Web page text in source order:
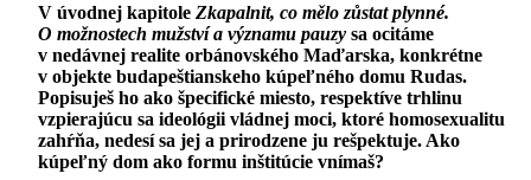
V úvodnej kapitole Zkapalnit, co mělo zůstat plynné.
O možnostech mužství a významu pauzy sa ocitáme
v nedávnej realite orbánovského Maďarska, konkrétne
v objekte budapeštianskeho kúpeľného domu Rudas.
Popisuješ ho ako špecifické miesto, respektíve trhlinu
vzpierajúcu sa ideológii vládnej moci, ktoré homosexualitu
zahŕňa, nedesí sa jej a prirodzene ju rešpektuje. Ako
kúpeľný dom ako formu inštitúcie vnímaš?